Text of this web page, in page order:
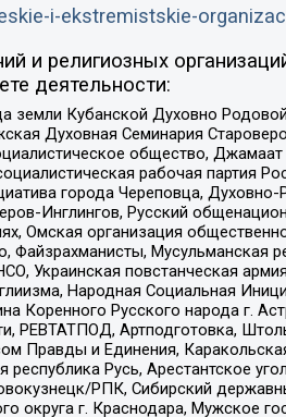
i-ekstremistskie-
и религиозных
деятельности:
земли Кубанской Духовно
Духовная Семинария
общество,
рабочая партия
города Череповца,
Инглингов, Русский
Омская организация
Мусульманская
Украинская повстанческая
Народная Социальная
Коренного Русского народа г.
РЕВТАТПОД, Артподготовка,
Правды и Единения,
республика Русь, Арестантское
РПК, Сибирский
округа г. Краснодара, Мужское